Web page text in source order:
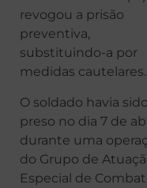
revogou a prisão
preventiva,
substituindo-a por
medidas cautelares.
O soldado havia sido
preso no dia 7 de
durante uma
do Grupo de
Especial de